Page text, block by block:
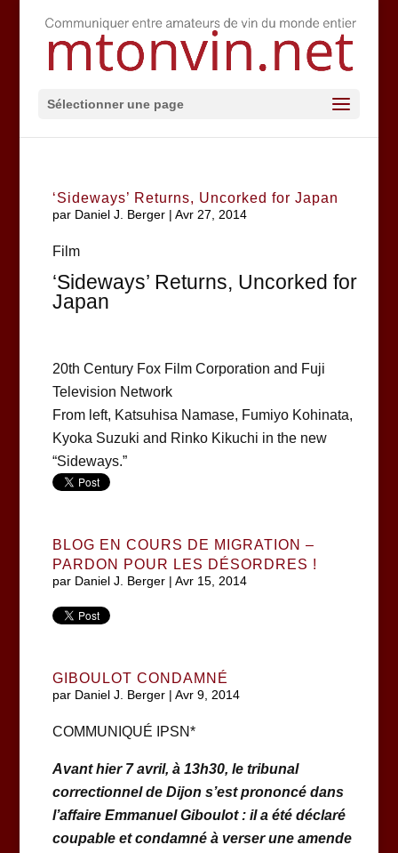
Sélectionner une page
‘Sideways’ Returns, Uncorked for Japan
par Daniel J. Berger| Avr 27, 2014
Film
‘Sideways’ Returns, Uncorked for
Japan
20th Century Fox Film Corporation and Fuji
Television Network
From left, Katsuhisa Namase, Fumiyo Kohinata,
Kyoka Suzuki and Rinko Kikuchi in the new
“Sideways.”
BLOG EN COURS DE MIGRATION –
PARDON POUR LES DÉSORDRES !
par Daniel J. Berger| Avr 15, 2014
GIBOULOT CONDAMNÉ
par Daniel J. Berger| Avr 9, 2014
COMMUNIQUÉ IPSN*
Avant hier 7 avril, à 13h30, le tribunal
correctionnel de Dijon s’est prononcé dans
l’affaire Emmanuel Giboulot : il a été déclaré
coupable et condamné à verser une amende